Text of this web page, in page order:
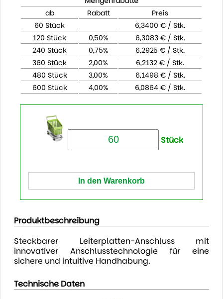
ab
Rabatt
Preis
60 Stück
6,3400 € / Stk.
120 Stück
0,50%
6,3083 € / Stk.
240 Stück
0,75%
6,2925 € / Stk.
360 Stück
2,00%
6,2132 € / Stk.
480 Stück
3,00%
6,1498 € / Stk.
600 Stück
4,00% 6,0864 € / Stk.
Stück
Produktbeschreibung
Steckbarer Leiterplatten-Anschluss mit
innovativer Anschlusstechnologie für eine
sichere und intuitive Handhabung.
Technische Daten